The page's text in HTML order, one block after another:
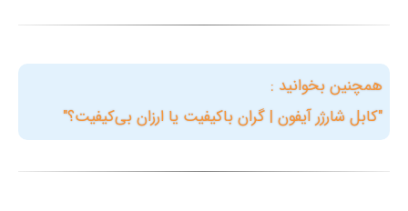
همچنین بخوانید :
"کابل شارژر آیفون | گران باکیفیت یا ارزان بی‌کیفیت؟"